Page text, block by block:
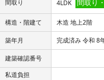
間取り 4LDK 間取り
構造・階建て 木造 地上2階
築年月 完成済み 令和 8
建築確認番号
私道負担